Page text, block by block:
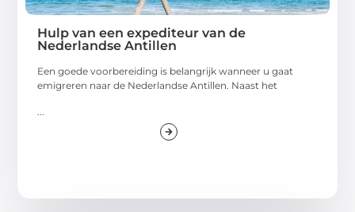
Hulp van een expediteur van de
Nederlandse Antillen
Een goede voorbereiding is belangrijk wanneer u gaat
emigreren naar de Nederlandse Antillen. Naast het